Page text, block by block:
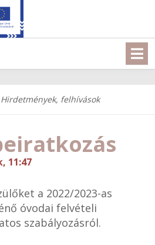
Hirdetmények, felhívások
11:47
a 2022/2023-as
óvodai felvételi
szabályozásról.